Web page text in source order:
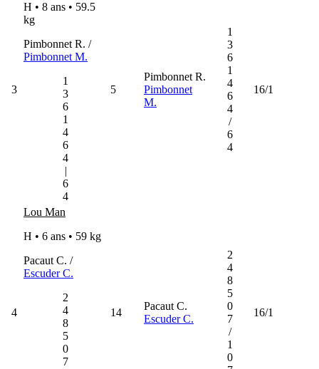
3
H • 8 ans • 59.5
kg
Pimbonnet R. /
Pimbonnet M.
1
3
6
1
4
6
4
|
6
4
5
Pimbonnet R.
Pimbonnet
M.
1
3
6
1
4
6
4
/
6
4
16/1
4
Lou Man
H • 6 ans • 59 kg
Pacaut C. /
Escuder C.
2
4
8
5
0
7
14
Pacaut C.
Escuder C.
2
4
8
5
0
7
/
1
0
16/1